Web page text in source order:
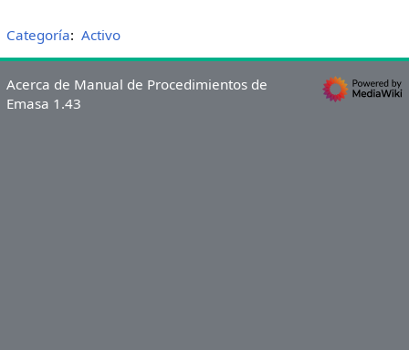
Categoría: Activo
Acerca de Manual de Procedimientos de
Emasa 1.43